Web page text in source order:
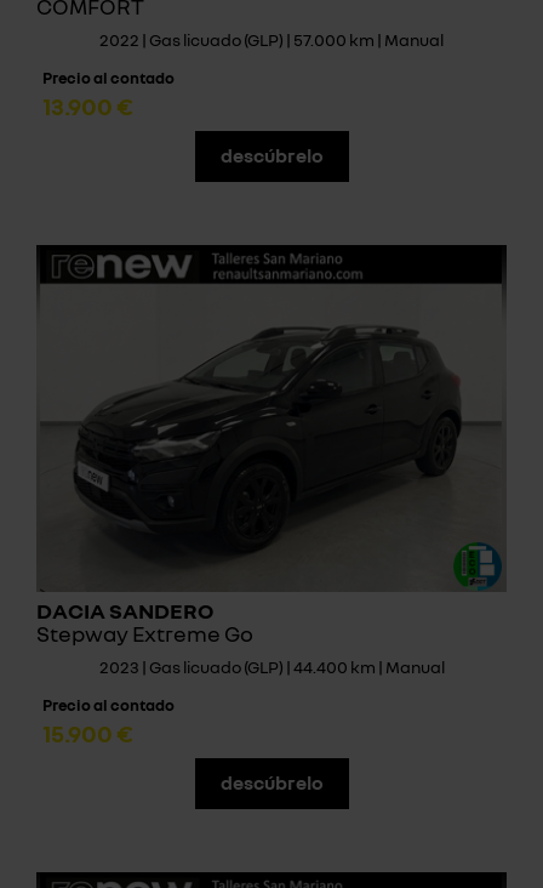
COMFORT
2022 | Gas licuado (GLP) | 57.000 km | Manual
Precio al contado
13.900 €
descúbrelo
DACIA SANDERO
Stepway Extreme Go
2023 | Gas licuado (GLP) | 44.400 km | Manual
Precio al contado
15.900 €
descúbrelo